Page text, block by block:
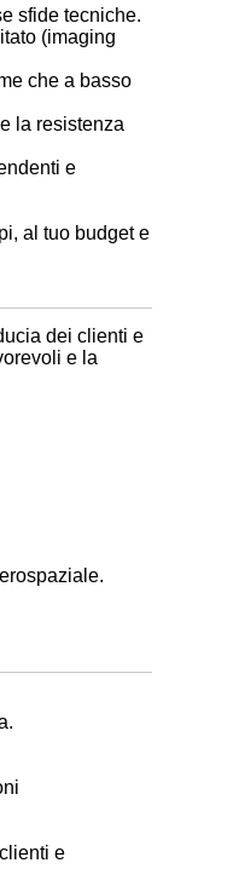
sfide tecniche.
(imaging
che a basso
la resistenza
e
al tuo budget e
dei clienti e
e la
e